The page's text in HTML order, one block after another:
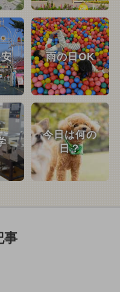
雨の日OK
今日は何の
日？
事